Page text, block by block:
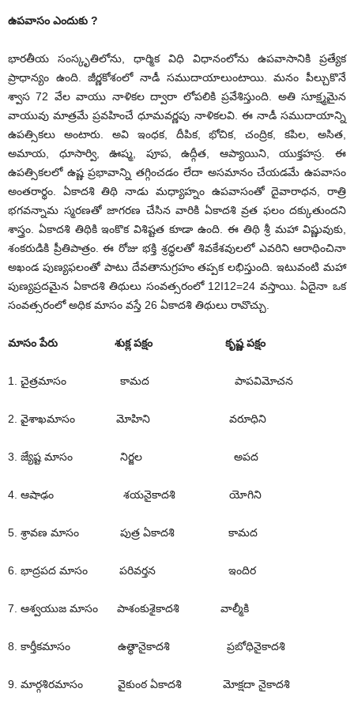
ఉపవాసం ఎందుకు ?
భారతీయ సంస్కృతిలోను, ధార్మిక విధి విధానంలోను ఉపవాసానికి ప్రత్యేక
ప్రాధాన్యం ఉంది. జీర్ణకోశంలో నాడీ సముదాయాలుంటాయి. మనం పీల్చుకొనే
శ్వాస 72 వేల వాయు నాళికల ద్వారా లోపలికి ప్రవేశిస్తుంది. అతి సూక్ష్మమైన
వాయువు మాత్రమే ప్రవహించే ధూమవర్ణపు నాళికలవి. ఈ నాడీ సముదాయాన్ని
ఉపత్సికలు అంటారు. అవి ఇంధక, దీపిక, భోచిక, చంద్రిక, కపిల, అసిత,
అమాయ, ధూసార్వి, ఊష్మ, పూప, ఉద్గీత, ఆప్యాయిని, యుక్తహస్ర. ఈ
ఉపత్సికలలో ఉష్ణ ప్రభావాన్ని తగ్గించడం లేదా అసమానం చేయడమే ఉపవాసం
అంతరార్థం. ఏకాదశి తిథి నాడు మధ్యాహ్నం ఉపవాసంతో దైవారాధన, రాత్రి
భగవన్నామ స్మరణతో జాగరణ చేసిన వారికి ఏకాదశి వ్రత ఫలం దక్కుతుందని
శాస్త్రం. ఏకాదశి తిథికి ఇంకొక విశిష్టత కూడా ఉంది. ఈ తిథి శ్రీ మహా విష్ణువుకు,
శంకరుడికి ప్రీతిపాత్రం. ఈ రోజు భక్తి శ్రద్ధలతో శివకేశవులలో ఎవరిని ఆరాధించినా
అఖండ పుణ్యఫలంతో పాటు దేవతానుగ్రహం తప్పక లభిస్తుంది. ఇటువంటి మహా
పుణ్యప్రదమైన ఏకాదశి తిథులు సంవత్సరంలో 12I12=24 వస్తాయి. ఏదైనా ఒక
సంవత్సరంలో అధిక మాసం వస్తే 26 ఏకాదశి తిథులు రావొచ్చు.
మాసం పేరు శుక్ల పక్షం కృష్ణ పక్షం
1. చైత్రమాసం కామద పాపవిమోచన
2. వైశాఖమాసం మోహిని వరూధిని
3. జ్యేష్ట మాసం నిర్జల అపద
4. ఆషాఢం శయనైకాదశి యోగిని
5. శ్రావణ మాసం పుత్ర ఏకాదశి కామద
6. భాద్రపద మాసం పరివర్తన ఇందిర
7. ఆశ్వయుజ మాసం పాశంకుశైకాదశి వాల్మీకి
8. కార్తీకమాసం ఉత్థానైకాదశి ప్రబోధినైకాదశి
9. మార్గశిరమాసం వైకుంఠ ఏకాదశి మోక్షదా నైకాదశి